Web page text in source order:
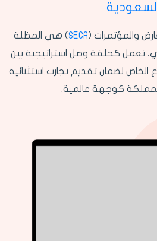
والمؤتمرات (SECA) هي المظلة
تعمل كحلقة وصل استراتيجية بين
لضمان تقديم تجارب استثنائية
كوجهة عالمية.